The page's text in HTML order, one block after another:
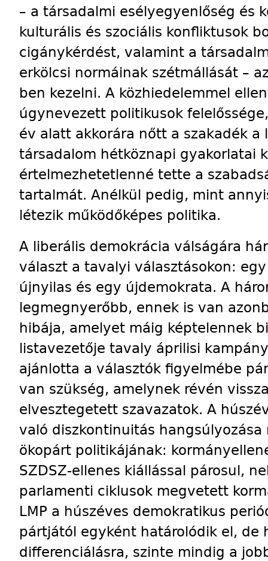
– a társadalmi esélyegyenlőség és
kulturális és szociális konfliktusok
cigánykérdést, valamint a
erkölcsi normáinak szétmállását –
ben kezelni. A közhiedelemmel
úgynevezett politikusok
év alatt akkorára nőtt a szakadék a
társadalom hétköznapi gyakorlatai
értelmezhetetlenné tette a
tartalmát. Anélkül pedig, mint
létezik működőképes politika.
A liberális demokrácia válságára
választ a tavalyi választásokon:
újnyilas és egy újdemokrata. A
legmegnyerőbb, ennek is van
hibája, amelyet máig képtelennek
listavezetője tavaly áprilisi
ajánlotta a választók figyelmébe
van szükség, amelynek révén
elvesztegetett szavazatok. A
való diszkontinuitás
ökopárt politikájának:
SZDSZ-ellenes kiállással párosul,
parlamenti ciklusok megvetett
LMP a húszéves demokratikus
pártjától egyként határolódik el, de
differenciálásra, szinte mindig a